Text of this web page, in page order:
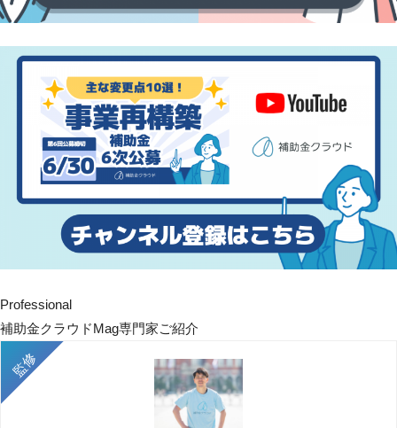
Professional
補助金クラウドMag専門家ご紹介